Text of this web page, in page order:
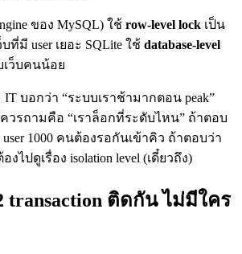
ของ MySQL) ใช้ row-level lock เป็น
ที่มี user เยอะ SQLite ใช้ database-level
เว็บคนน้อย
บอกว่า “ระบบเราช้ามากตอน peak”
รถามคือ “เราล็อกที่ระดับไหน” ถ้าตอบ
user 1000 คนต้องรอกันเข้าคิว ถ้าตอบว่า
งไปดูเรื่อง isolation level (เดี๋ยวถึง)
transaction ติดกัน ไม่มีใคร